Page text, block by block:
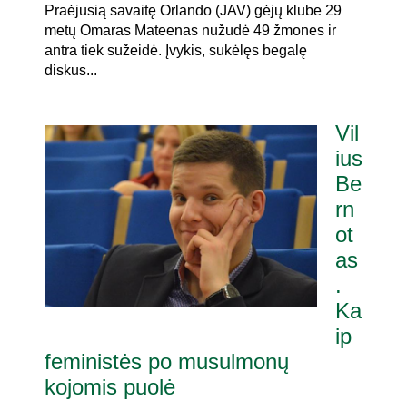
Praėjusią savaitę Orlando (JAV) gėjų klube 29
metų Omaras Mateenas nužudė 49 žmones ir
antra tiek sužeidė. Įvykis, sukėlęs begalę
diskus...
Vil
ius
Be
rn
ot
as
.
Ka
ip
feministės po musulmonų
kojomis puolė